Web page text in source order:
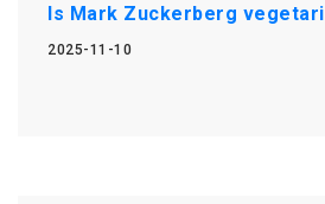
Is Mark Zuckerberg
2025-11-10